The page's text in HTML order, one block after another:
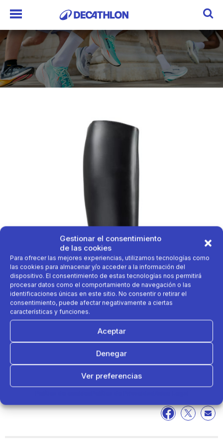
Gestionar el consentimiento
de las cookies
Para ofrecer las mejores experiencias, utilizamos tecnologías como
las cookies para almacenar y/o acceder a la información del
dispositivo. El consentimiento de estas tecnologías nos permitirá
procesar datos como el comportamiento de navegación o las
identificaciones únicas en este sitio. No consentir o retirar el
consentimiento, puede afectar negativamente a ciertas
características y funciones.
Aceptar
Denegar
Ver preferencias
Cuestan menos de 15 euros